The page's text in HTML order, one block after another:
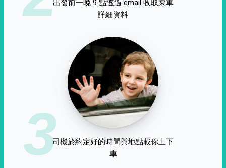
出發前一晚 9 點透過 email 收取乘車
詳細資料
3司機於約定好的時間與地點載你上下
車